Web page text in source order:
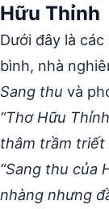
Hữu Thỉnh
Dưới đây là
bình, nhà
Sang thu và
“Thơ Hữu
thâm trầm triết
“Sang thu của
nhàng nhưng